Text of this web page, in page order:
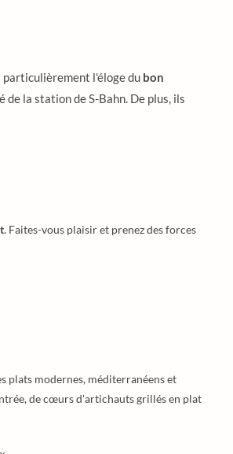
particulièrement l'éloge du bon
la station de S-Bahn. De plus, ils
. Faites-vous plaisir et prenez des forces
plats modernes, méditerranéens et
de cœurs d'artichauts grillés en plat